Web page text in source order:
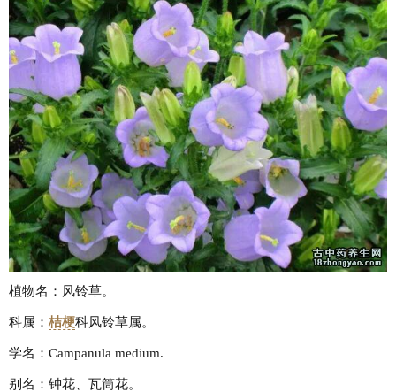
植物名：风铃草。
科属： 桔梗科风铃草属。
学名：Campanula medium.
别名：钟花、瓦筒花。